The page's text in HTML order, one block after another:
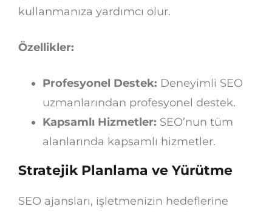
kullanmanıza yardımcı olur.
Özellikler:
Profesyonel Destek: Deneyimli SEO
uzmanlarından profesyonel destek.
Kapsamlı Hizmetler: SEO’nun tüm
alanlarında kapsamlı hizmetler.
Stratejik Planlama ve Yürütme
SEO ajansları, işletmenizin hedeflerine